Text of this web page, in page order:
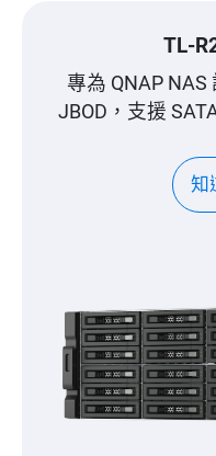
TL-
專為 QNAP NAS
JBOD，支援
知